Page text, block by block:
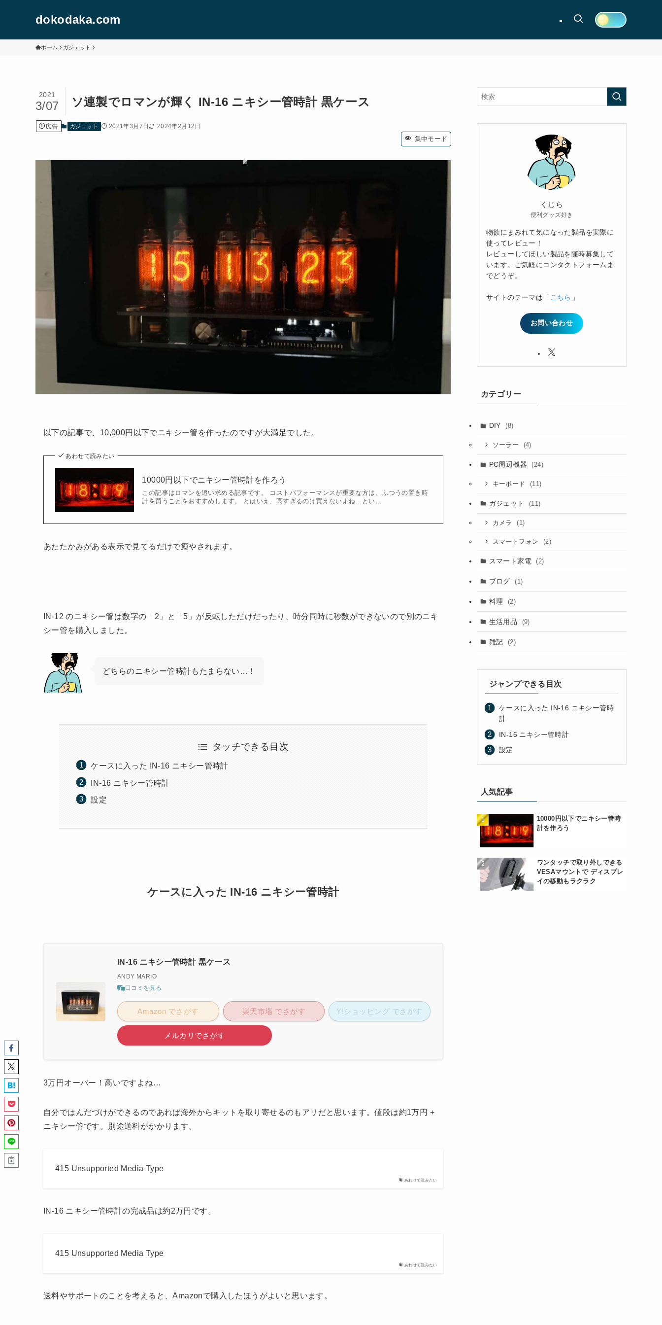
dokodaka.com
ホーム ガジェット
ソ連製でロマンが輝く IN-16 ニキシー管時計 黒ケース
2021
3/07
広告 ガジェット 2021年3月7日 2024年2月12日
集中モード
以下の記事で、10,000円以下でニキシー管を作ったのですが大満足でした。
あわせて読みたい
10000円以下でニキシー管時計を作ろう
この記事はロマンを追い求める記事です。 コストパフォーマンスが重要な方は、ふつうの置き時
計を買うことをおすすめします。 とはいえ、高すぎるのは買えないよね…とい…
あたたかみがある表示で見てるだけで癒やされます。
IN-12 のニキシー管は数字の「2」と「5」が反転しただけだったり、時分同時に秒数ができないので別のニキ
シー管を購入しました。
どちらのニキシー管時計もたまらない…！
タッチできる目次
ケースに入った IN-16 ニキシー管時計
IN-16 ニキシー管時計
設定
ケースに入った IN-16 ニキシー管時計
IN-16 ニキシー管時計 黒ケース
ANDY MARIO
口コミを見る
Amazon でさがす 楽天市場 でさがす Y!ショッピング でさがす
メルカリでさがす
3万円オーバー！高いですよね…
自分ではんだづけができるのであれば海外からキットを取り寄せるのもアリだと思います。値段は約1万円 +
ニキシー管です。別途送料がかかります。
あわせて読みたい
415 Unsupported Media Type
IN-16 ニキシー管時計の完成品は約2万円です。
あわせて読みたい
415 Unsupported Media Type
送料やサポートのことを考えると、Amazonで購入したほうがよいと思います。
くじら
便利グッズ好き
物欲にまみれて気になった製品を実際に
使ってレビュー！
レビューしてほしい製品を随時募集して
います。ご気軽にコンタクトフォームま
でどうぞ。
サイトのテーマは「 こちら 」
お問い合わせ
カテゴリー
DIY (8)
ソーラー (4)
PC周辺機器 (24)
キーボード (11)
ガジェット (11)
カメラ (1)
スマートフォン (2)
スマート家電 (2)
ブログ (1)
料理 (2)
生活用品 (9)
雑記 (2)
ジャンプできる目次
ケースに入った IN-16 ニキシー管時
計
IN-16 ニキシー管時計
設定
人気記事
10000円以下でニキシー管時
計を作ろう
ワンタッチで取り外しできる
VESAマウントで ディスプレ
イの移動もラクラク